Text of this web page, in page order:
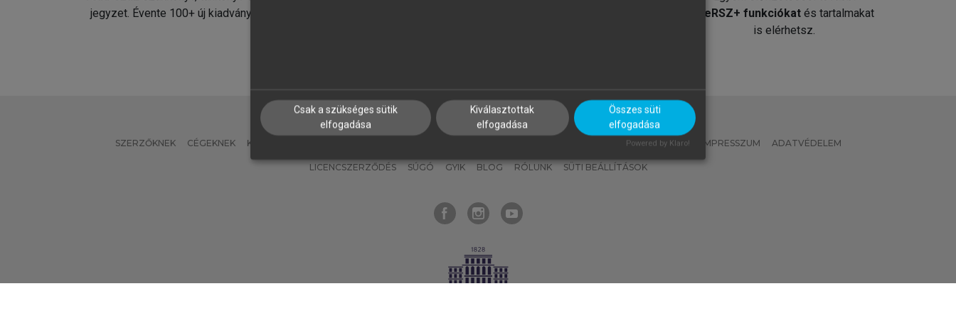
jegyzet. Évente 100+ új kiadvány.
MeRSZ+ funkciókat és tartalmakat
is elérhetsz.
SZERZŐKNEK CÉGEKNEK KÖNYVTÁROSOKNAK MI – ÁLTALÁNOS IRÁNYELVEK IMPRESSZUM ADATVÉDELEM
LICENCSZERZŐDÉS SÚGÓ GYIK BLOG RÓLUNK SÜTI BEÁLLÍTÁSOK
Csak a szükséges sütik
elfogadása
Kiválasztottak
elfogadása
Összes süti
elfogadása
Powered by Klaro!